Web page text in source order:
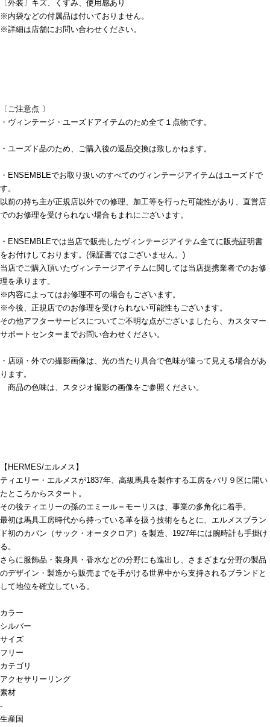
〔外装〕キズ、くすみ、使用感あり
※内袋などの付属品は付いておりません。
※詳細は店舗にお問い合わせください。
〔ご注意点 〕
・ヴィンテージ・ユーズドアイテムのため全て１点物です。
・ユーズド品のため、ご購入後の返品交換は致しかねます。
・ENSEMBLEでお取り扱いのすべてのヴィンテージアイテムはユーズドで
す。
以前の持ち主が正規店以外での修理、加工等を行った可能性があり、直営店
でのお修理を受けられない場合もまれにございます。
・ENSEMBLEでは当店で販売したヴィンテージアイテム全てに販売証明書
をお付けしております。(保証書ではございません。)
当店でご購入頂いたヴィンテージアイテムに関しては当店提携業者でのお修
理を承ります。
※内容によってはお修理不可の場合もございます。
※今後、正規店でのお修理を受けられない可能性もございます。
その他アフターサービスについてご不明な点がございましたら、カスタマー
サポートセンターまでお問い合わせください。
・店頭・外での撮影画像は、光の当たり具合で色味が違って見える場合があ
ります。
商品の色味は、スタジオ撮影の画像をご参照ください。
【HERMES/エルメス】
ティエリー・エルメスが1837年、高級馬具を製作する工房をパリ９区に開い
たところからスタート。
その後ティエリーの孫のエミール＝モーリスは、事業の多角化に着手。
最初は馬具工房時代から持っている革を扱う技術をもとに、エルメスブラン
ド初のカバン（サック・オータクロア）を製造、1927年には腕時計も手掛け
る。
さらに服飾品・装身具・香水などの分野にも進出し、さまざまな分野の製品
のデザイン・製造から販売までを手がける世界中から支持されるブランドと
して地位を確立している。
カラー
シルバー
サイズ
フリー
カテゴリ
アクセサリー リング
素材
-
生産国